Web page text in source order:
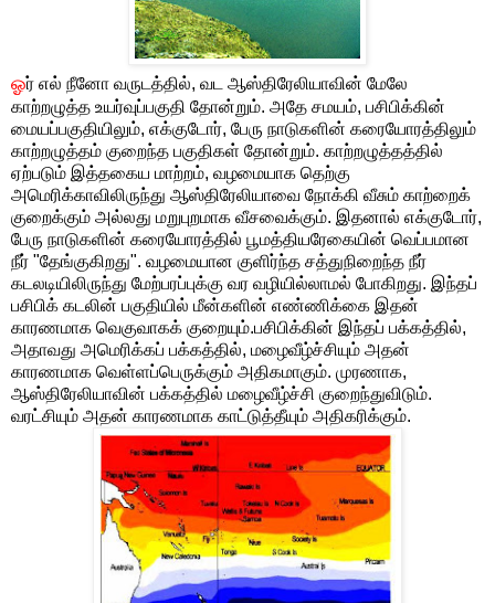
ஓர் எல் நீனோ வருடத்தில், வட ஆஸ்திரேலியாவின் மேலே
காற்றழுத்த உயர்வுப்பகுதி தோன்றும். அதே சமயம், பசிபிக்கின்
மையப்பகுதியிலும், எக்குடோர், பேரு நாடுகளின் கரையோரத்திலும்
காற்றழுத்தம் குறைந்த பகுதிகள் தோன்றும். காற்றழுத்தத்தில்
ஏற்படும் இத்தகைய மாற்றம், வழமையாக தெற்கு
அமெரிக்காவிலிருந்து ஆஸ்திரேலியாவை நோக்கி வீசும் காற்றைக்
குறைக்கும் அல்லது மறுபுறமாக வீசவைக்கும். இதனால் எக்குடோர்,
பேரு நாடுகளின் கரையோரத்தில் பூமத்தியரேகையின் வெப்பமான
நீர் "தேங்குகிறது". வழமையான குளிர்ந்த சத்துநிறைந்த நீர்
கடலடியிலிருந்து மேற்பரப்புக்கு வர வழியில்லாமல் போகிறது. இந்தப்
பசிபிக் கடலின் பகுதியில் மீன்களின் எண்ணிக்கை இதன்
காரணமாக வெகுவாகக் குறையும்.பசிபிக்கின் இந்தப் பக்கத்தில்,
அதாவது அமெரிக்கப் பக்கத்தில், மழைவீழ்ச்சியும் அதன்
காரணமாக வெள்ளப்பெருக்கும் அதிகமாகும். முரணாக,
ஆஸ்திரேலியாவின் பக்கத்தில் மழைவீழ்ச்சி குறைந்துவிடும்.
வரட்சியும் அதன் காரணமாக காட்டுத்தீயும் அதிகரிக்கும்.